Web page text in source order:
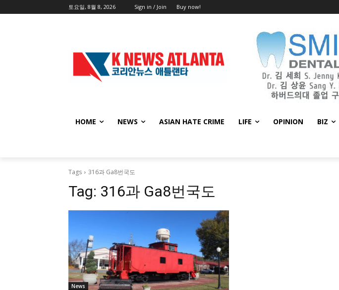
토요일, 8월 8, 2026 Sign in / Join Buy now!
HOME NEWS ASIAN HATE CRIME LIFE OPINION BIZ
Tags 316과 Ga8번국도
Tag: 316과 Ga8번국도
News